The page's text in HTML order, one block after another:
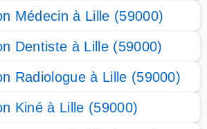
Médecin à Lille (59000)
Dentiste à Lille (59000)
Radiologue à Lille (59000)
Kiné à Lille (59000)